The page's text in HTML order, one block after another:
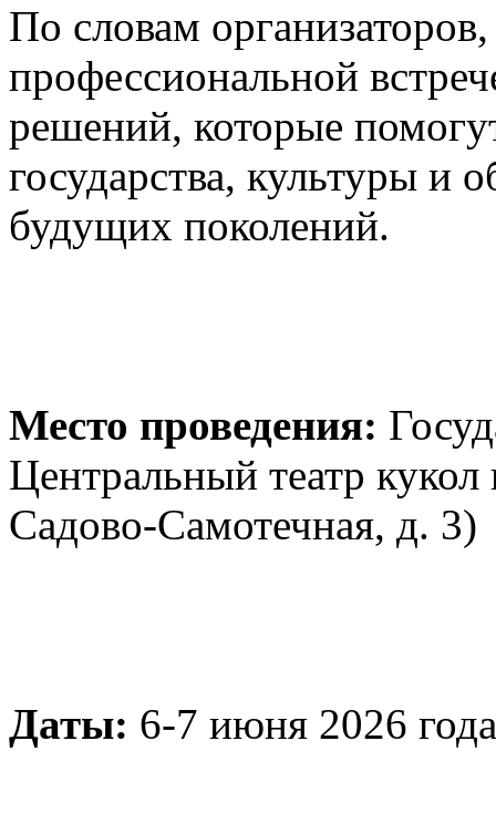
По словам
профессиональной
решений, которые
государства, культуры и
будущих поколений.
Место проведения:
Центральный театр
Садово-Самотечная, д. 3)
Даты: 6-7 июня 2026 года